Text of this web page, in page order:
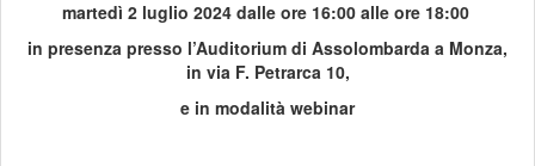
martedì 2 luglio 2024 dalle ore 16:00 alle ore 18:00
in presenza presso l’Auditorium di Assolombarda a Monza,
in via F. Petrarca 10,
e in modalità webinar